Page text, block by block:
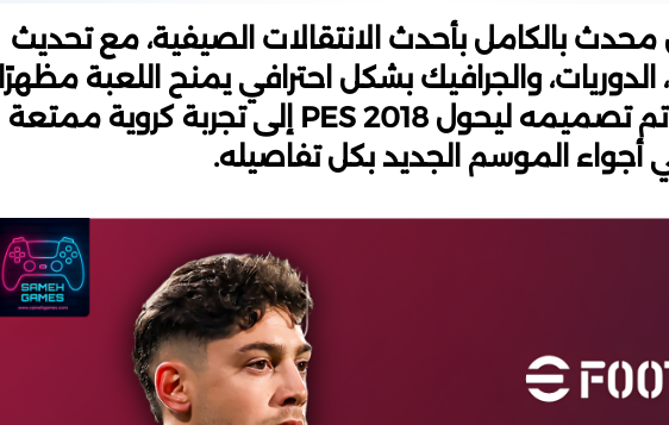
بالكامل بأحدث الانتقالات الصيفية، مع تحديث
الدوريات، والجرافيك بشكل احترافي يمنح اللعبة مظهرًا
عصريًا واقعيًا. الباتش تم تصميمه ليحول PES 2018 إلى تجربة كروية ممتعة
أجواء الموسم الجديد بكل تفاصيله.